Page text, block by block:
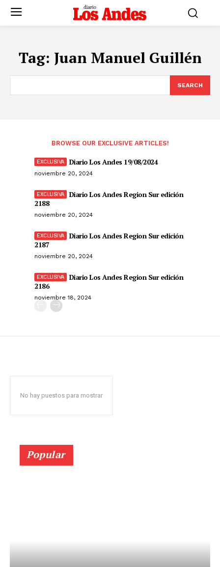
Tag: Juan Manuel Guillén
SEARCH
BROWSE OUR EXCLUSIVE ARTICLES!
Diario Los Andes 19/08/2024
noviembre 20, 2024
Diario Los Andes Region Sur edición
2188
noviembre 20, 2024
Diario Los Andes Region Sur edición
2187
noviembre 20, 2024
Diario Los Andes Region Sur edición
2186
noviembre 18, 2024
No hay puestos para mostrar
Popular